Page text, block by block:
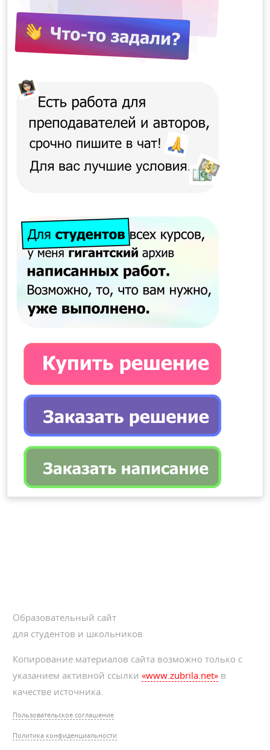
Образовательный сайт
для студентов и школьников
Копирование материалов сайта возможно только с
указанием активной ссылки«www.zubrila.net» в
качестве источника.
Пользовательское соглашение
Политика конфиденциальности